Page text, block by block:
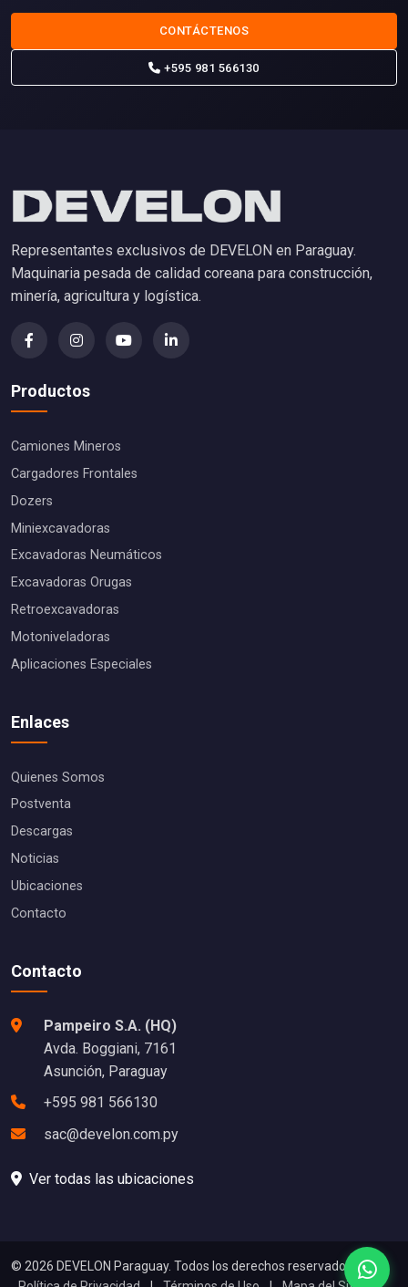
CONTÁCTENOS
+595 981 566130
Representantes exclusivos de DEVELON en Paraguay.
Maquinaria pesada de calidad coreana para construcción,
minería, agricultura y logística.
Productos
Camiones Mineros
Cargadores Frontales
Dozers
Miniexcavadoras
Excavadoras Neumáticos
Excavadoras Orugas
Retroexcavadoras
Motoniveladoras
Aplicaciones Especiales
Enlaces
Quienes Somos
Postventa
Descargas
Noticias
Ubicaciones
Contacto
Contacto
Pampeiro S.A. (HQ)
Avda. Boggiani, 7161
Asunción, Paraguay
+595 981 566130
sac@develon.com.py
Ver todas las ubicaciones
© 2026 DEVELON Paraguay. Todos los derechos reservados.